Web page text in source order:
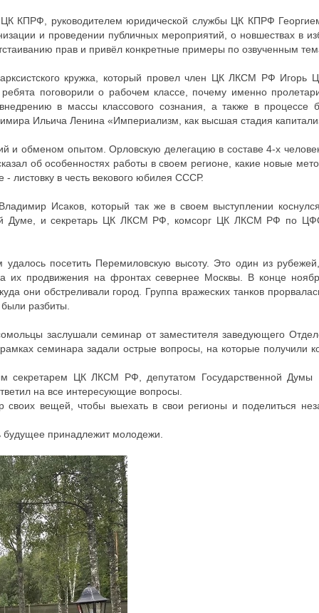
ЦК КПРФ, руководителем юридической службы ЦК КПРФ
и проведении публичных мероприятий, о новшествах в
прав и привёл конкретные примеры по озвученным
кружка, который провел член ЦК ЛКСМ РФ Игорь
поговорили о рабочем классе, почему именно
в массы классового сознания, а также в процессе
Ильича Ленина «Империализм, как высшая стадия
и обменом опытом. Орловскую делегацию в составе 4-х
об особенностях работы в своем регионе, какие новые
листовку в честь векового юбилея СССР.
Исаков, который так же в своем выступлении
Думе, и секретарь ЦК ЛКСМ РФ, комсорг ЦК ЛКСМ РФ по
посетить Перемиловскую высоту. Это один из
их продвижения на фронтах севернее Москвы. В конце
они обстреливали город. Группа вражеских танков
разбиты.
заслушали семинар от заместителя заведующего
семинара задали острые вопросы, на которые получили
секретарем ЦК ЛКСМ РФ, депутатом Государственной Думы
на все интересующие вопросы.
вещей, чтобы выехать в свои регионы и поделиться
будущее принадлежит молодежи.